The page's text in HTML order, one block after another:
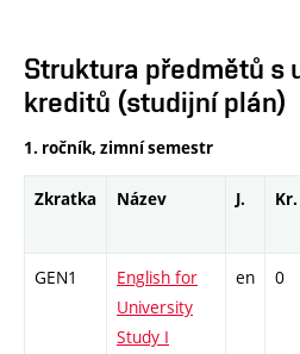
Struktura předmětů s
kreditů (studijní plán)
1. ročník, zimní semestr
Zkratka Název J. Kr.
GEN1
English for
University
Study I
en 0